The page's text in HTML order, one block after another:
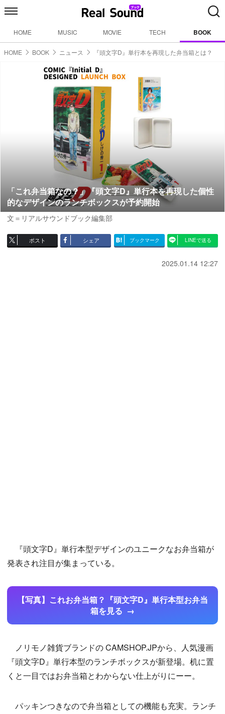
HOME MUSIC MOVIE TECH BOOK
HOME BOOK ニュース 『頭文字D』単行本を再現した弁当箱とは？
「これ弁当箱なの？」『頭文字D』単行本を再現した個性
的なデザインのランチボックスが予約開始
文＝リアルサウンドブック編集部
ポスト シェア ブックマーク LINEで送る
2025.01.14 12:27
『頭文字D』単行本型デザインのユニークなお弁当箱が
発表され注目が集まっている。
【写真】これお弁当箱？『頭文字D』単行本型お弁当
箱を見る
ノリモノ雑貨ブランドの CAMSHOP.JPから、人気漫画
『頭文字D』単行本型のランチボックスが新登場。机に置
くと一目ではお弁当箱とわからない仕上がりにーー。
パッキンつきなので弁当箱としての機能も充実。ランチ